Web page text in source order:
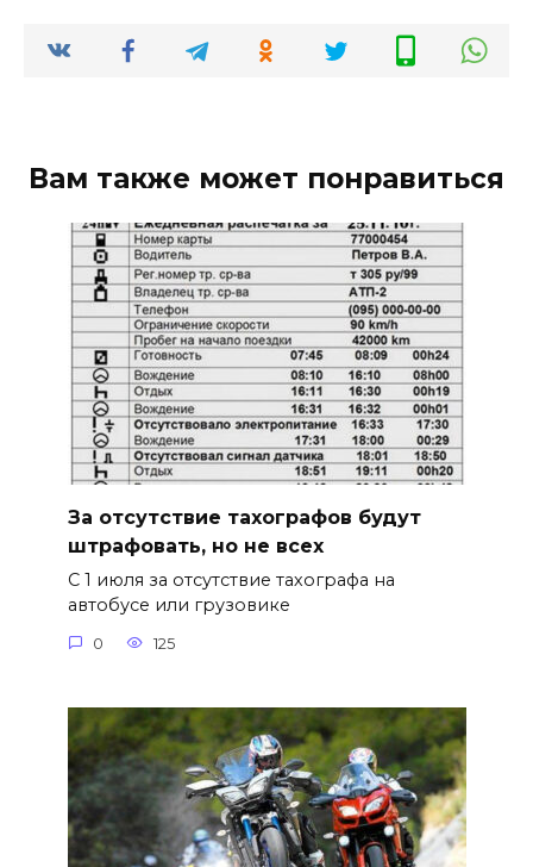
Вам также может понравиться
За отсутствие тахографов будут
штрафовать, но не всех
С 1 июля за отсутствие тахографа на
автобусе или грузовике
0 125